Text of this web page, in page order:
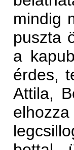
mindig
puszta
a
érdes,
Attila,